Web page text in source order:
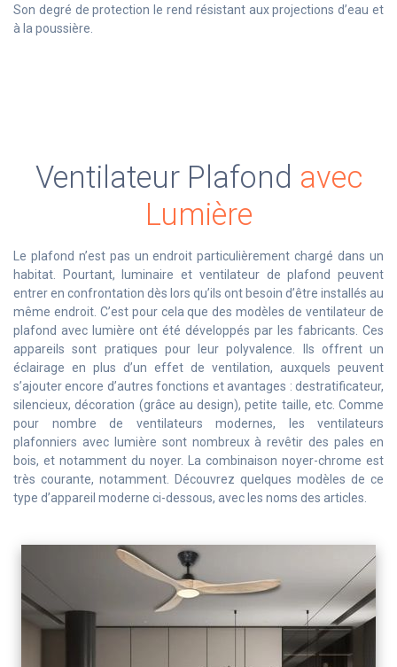
Son degré de protection le rend résistant aux projections d’eau et
à la poussière.
Ventilateur Plafond avec
Lumière
Le plafond n’est pas un endroit particulièrement chargé dans un
habitat. Pourtant, luminaire et ventilateur de plafond peuvent
entrer en confrontation dès lors qu’ils ont besoin d’être installés au
même endroit. C’est pour cela que des modèles de ventilateur de
plafond avec lumière ont été développés par les fabricants. Ces
appareils sont pratiques pour leur polyvalence. Ils offrent un
éclairage en plus d’un effet de ventilation, auxquels peuvent
s’ajouter encore d’autres fonctions et avantages : destratificateur,
silencieux, décoration (grâce au design), petite taille, etc. Comme
pour nombre de ventilateurs modernes, les ventilateurs
plafonniers avec lumière sont nombreux à revêtir des pales en
bois, et notamment du noyer. La combinaison noyer-chrome est
très courante, notamment. Découvrez quelques modèles de ce
type d’appareil moderne ci-dessous, avec les noms des articles.